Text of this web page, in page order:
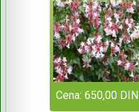
Cena: 650,00 DIN